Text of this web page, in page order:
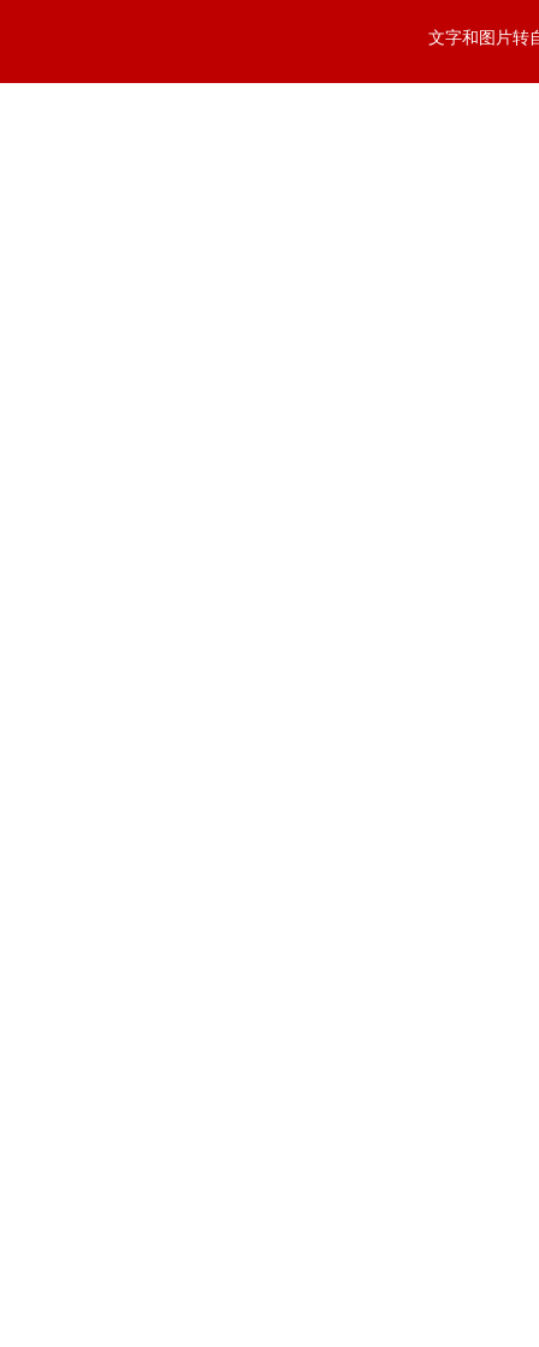
文字和图片转